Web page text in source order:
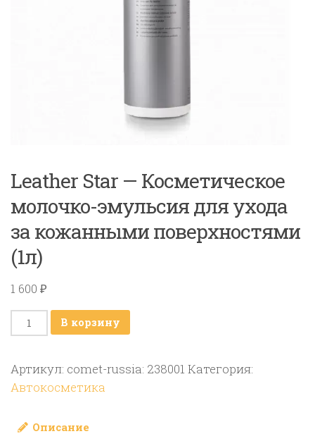
Leather Star — Косметическое
молочко-эмульсия для ухода
за кожанными поверхностями
(1л)
1 600 ₽
Количество
товара
Star
—
молочко-
В корзину
Артикул: comet-russia: 238001 Категория:
Автокосметика
Описание